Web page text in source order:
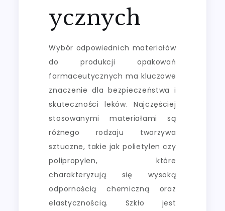
ycznych
Wybór odpowiednich materiałów
do produkcji opakowań
farmaceutycznych ma kluczowe
znaczenie dla bezpieczeństwa i
skuteczności leków. Najczęściej
stosowanymi materiałami są
różnego rodzaju tworzywa
sztuczne, takie jak polietylen czy
polipropylen, które
charakteryzują się wysoką
odpornością chemiczną oraz
elastycznością. Szkło jest